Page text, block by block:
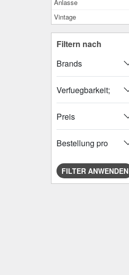
Anlasse
Vintage
Filtern nach
Brands
Verfuegbarkeit;
Preis
Bestellung pro
FILTER ANWENDEN